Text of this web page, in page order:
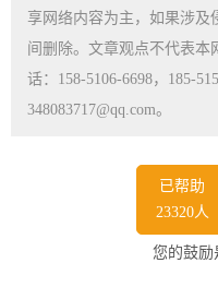
享网络内容为主，如果涉及
间删除。文章观点不代表本
话：158-5106-6698，185-
348083717@qq.com。
已帮助
23320人
您的鼓励